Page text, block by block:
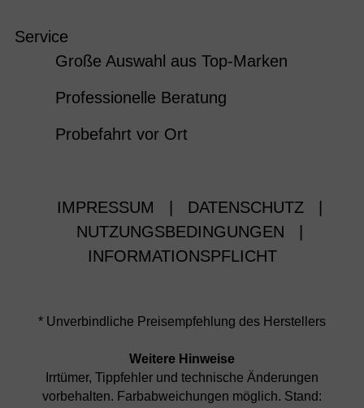
Service
Große Auswahl aus Top-Marken
Professionelle Beratung
Probefahrt vor Ort
IMPRESSUM DATENSCHUTZ
NUTZUNGSBEDINGUNGEN
INFORMATIONSPFLICHT
* Unverbindliche Preisempfehlung des Herstellers
Weitere Hinweise
Irrtümer, Tippfehler und technische Änderungen
vorbehalten. Farbabweichungen möglich. Stand: